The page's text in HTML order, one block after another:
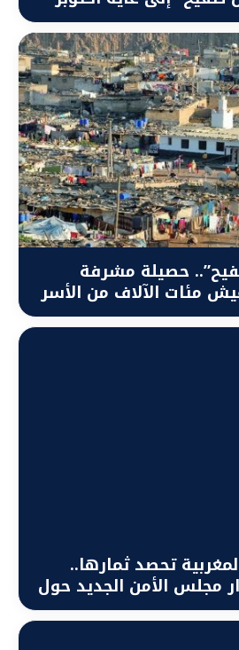
حصيلة مشرفة
مئات الآلاف من الأسر
تحصد ثمارها..
مجلس الأمن الجديد حول